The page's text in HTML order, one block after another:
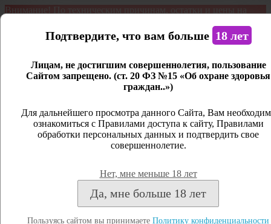
Внимание! По техническим причинам, остатки и цены на
является демонстрационным. Дистанционная продажа не
Открыть сайдбар
Личный кабинет
Закрыть
Посмотреть все результаты
Подтвердите, что вам больше 18 лет
Лицам, не достигшим совершеннолетия, пользование
Сайтом запрещено. (ст. 20 ФЗ №15 «Об охране здоровья
граждан..»)
Для дальнейшего просмотра данного Сайта, Вам
ознакомиться с Правилами доступа к сайту, Правилами
обработки персональных данных и подтвердить свое
совершеннолетие.
Нет, мне меньше 18 лет
Да, мне больше 18 лет
Пользуясь сайтом вы принимаете Политику конфиденциальности